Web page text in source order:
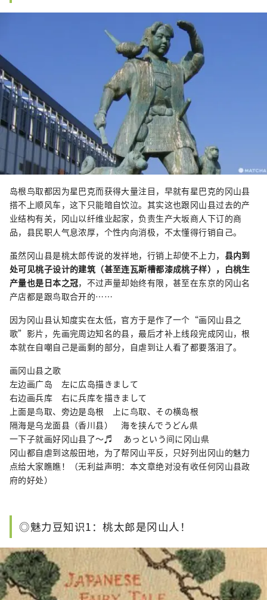
岛根鸟取都因为星巴克而获得大量注目，早就有星巴克的冈山县
搭不上顺风车，这下只能暗自饮泣。其实这也跟冈山县过去的产
业结构有关，冈山以纤维业起家，负责生产大坂商人下订的商
品，县民职人气息浓厚，个性内向消极，不太懂得行销自己。
虽然冈山县是桃太郎传说的发祥地，行销上却使不上力， 县内到
处可见桃子设计的建筑（甚至连瓦斯槽都漆成桃子样），白桃生
产量也是日本之冠，不过声量却始终有限，甚至在东京的冈山名
产店都是跟鸟取合开的……
因为冈山县认知度实在太低，官方于是作了一个“画冈山县之
歌”影片，先画完周边知名的县，最后才补上线段完成冈山，根
本就在自嘲自己是画剩的部分，自虐到让人看了都要落泪了。
画冈山县之歌
左边画广岛 左に広岛描きまして
右边画兵库 右に兵库を描きまして
上面是鸟取、旁边是岛根 上に鸟取、その横岛根
隔海是乌龙面县（香川县） 海を挟んでうどん県
一下子就画好冈山县了～♬ あっという间に冈山県
冈山都自虐到这般田地，为了帮冈山平反，只好列出冈山的魅力
点给大家瞧瞧！（无利益声明：本文章绝对没有收任何冈山县政
府的好处）
◎魅力豆知识1：桃太郎是冈山人！